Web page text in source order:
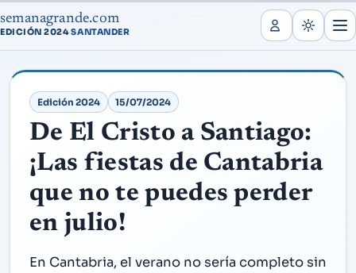
semanagrande.com
EDICIÓN 2024·SANTANDER
Edición 2024 15/07/2024
De El Cristo a Santiago:
¡Las fiestas de Cantabria
que no te puedes perder
en julio!
En Cantabria, el verano no sería completo sin